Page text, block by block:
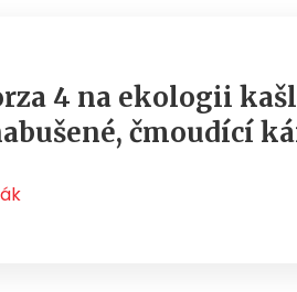
4 na ekologii
čmoudící